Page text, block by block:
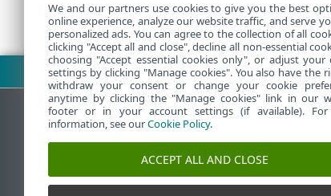
Télécharger le fichier PDF
Base de connaissances
We and our partners use cookies to give you the best
online experience, analyze our website traffic, and serve
personalized ads. You can agree to the collection of all
clicking "Accept all and close", decline all non-essential
choosing "Accept essential cookies only", or adjust your
settings by clicking "Manage cookies". You also have the
withdraw your consent or change your cookie
anytime by clicking the "Manage cookies" link in our
footer or in your account settings (if available).
information, see ourCookie Policy.
ACCEPT ALL AND CLOSE